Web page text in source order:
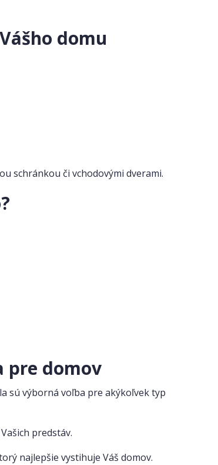
domu
schránkou či vchodovými dverami.
pre domov
sú výborná voľba pre akýkoľvek typ
predstáv.
najlepšie vystihuje Váš domov.